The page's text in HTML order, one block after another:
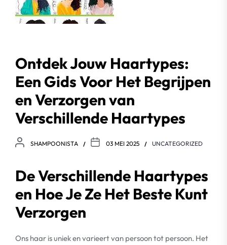
Ontdek Jouw Haartypes:
Een Gids Voor Het Begrijpen
en Verzorgen van
Verschillende Haartypes
SHAMPOONISTA 03 MEI 2025 UNCATEGORIZED
De Verschillende Haartypes
en Hoe Je Ze Het Beste Kunt
Verzorgen
Ons haar is uniek en varieert van persoon tot persoon. Het